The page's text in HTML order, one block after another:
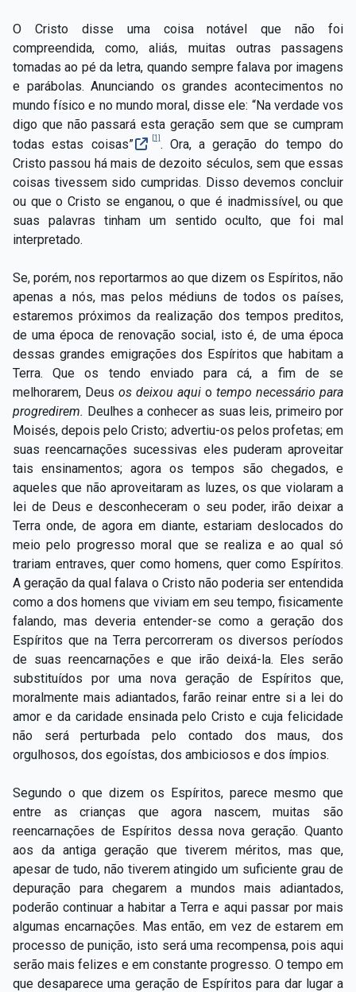
O Cristo disse uma coisa notável que não foi
compreendida, como, aliás, muitas outras passagens
tomadas ao pé da letra, quando sempre falava por imagens
e parábolas. Anunciando os grandes acontecimentos no
mundo físico e no mundo moral, disse ele: “Na verdade vos
digo que não passará esta geração sem que se cumpram
todas estas coisas”
[1]. Ora, a geração do tempo do
Cristo passou há mais de dezoito séculos, sem que essas
coisas tivessem sido cumpridas. Disso devemos concluir
ou que o Cristo se enganou, o que é inadmissível, ou que
suas palavras tinham um sentido oculto, que foi mal
interpretado.
Se, porém, nos reportarmos ao que dizem os Espíritos, não
apenas a nós, mas pelos médiuns de todos os países,
estaremos próximos da realização dos tempos preditos,
de uma época de renovação social, isto é, de uma época
dessas grandes emigrações dos Espíritos que habitam a
Terra. Que os tendo enviado para cá, a fim de se
melhorarem, Deus os deixou aqui o tempo necessário para
progredirem. Deulhes a conhecer as suas leis, primeiro por
Moisés, depois pelo Cristo; advertiu-os pelos profetas; em
suas reencarnações sucessivas eles puderam aproveitar
tais ensinamentos; agora os tempos são chegados, e
aqueles que não aproveitaram as luzes, os que violaram a
lei de Deus e desconheceram o seu poder, irão deixar a
Terra onde, de agora em diante, estariam deslocados do
meio pelo progresso moral que se realiza e ao qual só
trariam entraves, quer como homens, quer como Espíritos.
A geração da qual falava o Cristo não poderia ser entendida
como a dos homens que viviam em seu tempo, fisicamente
falando, mas deveria entender-se como a geração dos
Espíritos que na Terra percorreram os diversos períodos
de suas reencarnações e que irão deixá-la. Eles serão
substituídos por uma nova geração de Espíritos que,
moralmente mais adiantados, farão reinar entre si a lei do
amor e da caridade ensinada pelo Cristo e cuja felicidade
não será perturbada pelo contado dos maus, dos
orgulhosos, dos egoístas, dos ambiciosos e dos ímpios.
Segundo o que dizem os Espíritos, parece mesmo que
entre as crianças que agora nascem, muitas são
reencarnações de Espíritos dessa nova geração. Quanto
aos da antiga geração que tiverem méritos, mas que,
apesar de tudo, não tiverem atingido um suficiente grau de
depuração para chegarem a mundos mais adiantados,
poderão continuar a habitar a Terra e aqui passar por mais
algumas encarnações. Mas então, em vez de estarem em
processo de punição, isto será uma recompensa, pois aqui
serão mais felizes e em constante progresso. O tempo em
que desaparece uma geração de Espíritos para dar lugar a